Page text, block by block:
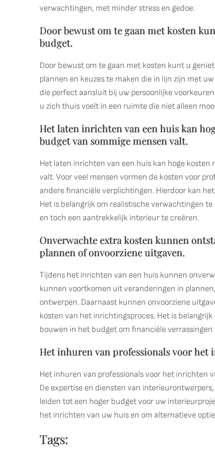
verwachtingen, met minder stress en gedoe.
Door bewust om te gaan met kosten
budget.
Door bewust om te gaan met kosten kunt u
plannen en keuzes te maken die in lijn zijn met
die perfect aansluit bij uw persoonlijke
u zich thuis voelt in een ruimte die niet alleen
Het laten inrichten van een huis kan
budget van sommige mensen valt.
Het laten inrichten van een huis kan hoge
valt. Voor veel mensen vormen de kosten voor
andere financiële verplichtingen. Hierdoor kan
Het is belangrijk om realistische verwachtingen
en toch een aantrekkelijk interieur te creëren.
Onverwachte extra kosten kunnen
plannen of onvoorziene uitgaven.
Tijdens het inrichten van een huis kunnen
kunnen voortkomen uit veranderingen in
ontwerpen. Daarnaast kunnen onvoorziene
kosten van het inrichtingsproces. Het is
bouwen in het budget om financiële verrassingen
Het inhuren van professionals voor
Het inhuren van professionals voor het inrichten
De expertise en diensten van
leiden tot een hoger budget voor uw
het inrichten van uw huis en om alternatieve
Tags: